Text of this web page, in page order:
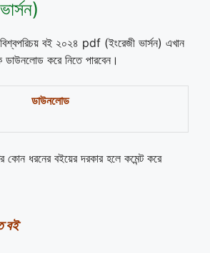
বিশ্বপরিচয় বই ২০২৪ pdf (ইংরেজী ভার্সন) এখান
করে নিতে পারবেন।
ডাউনলোড
কোন ধরনের বইয়ের দরকার হলে কমেন্ট করে
বই